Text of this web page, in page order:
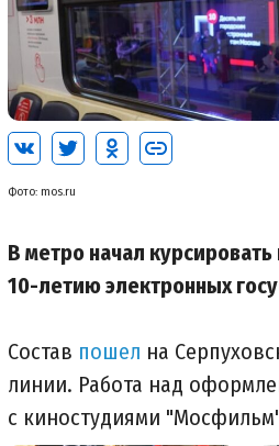
Фото: mos.ru
В метро начал
10-летию электронных
Состав пошел на
линии. Работа над
с киностудиями